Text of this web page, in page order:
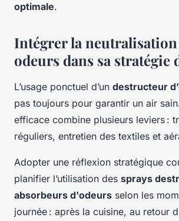
optimale.
Intégrer la neutralisation
odeurs dans sa stratégie
L’usage ponctuel d’un destructeur
pas toujours pour garantir un air
efficace combine plusieurs leviers :
réguliers, entretien des textiles et
Adopter une réflexion stratégique
planifier l’utilisation des sprays
absorbeurs d'odeurs selon les
journée : après la cuisine, au retour